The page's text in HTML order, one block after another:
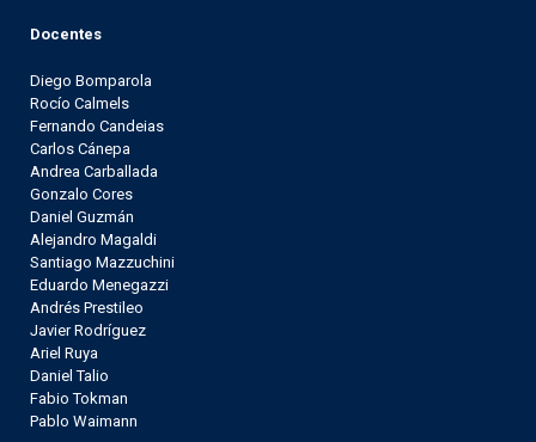
Docentes
Diego Bomparola
Rocío Calmels
Fernando Candeias
Carlos Cánepa
Andrea Carballada
Gonzalo Cores
Daniel Guzmán
Alejandro Magaldi
Santiago Mazzuchini
Eduardo Menegazzi
Andrés Prestileo
Javier Rodríguez
Ariel Ruya
Daniel Talio
Fabio Tokman
Pablo Waimann